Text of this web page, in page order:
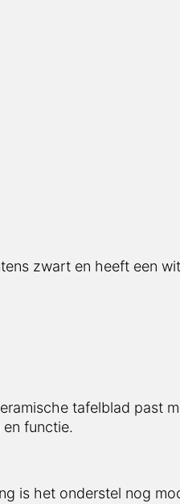
zwart en heeft een witte
tafelblad past mooi
onderstel nog mooier